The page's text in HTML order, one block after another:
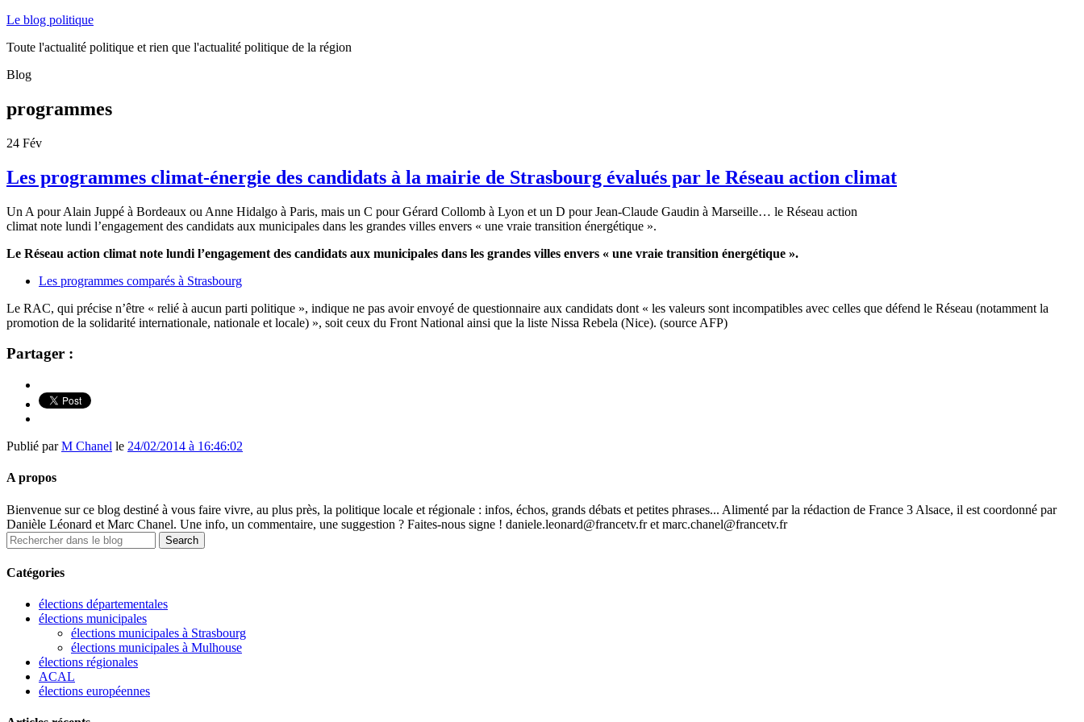
Le blog politique
Toute l'actualité politique et rien que l'actualité politique de la région
Blog
programmes
24 Fév
Les programmes climat-énergie des candidats à la mairie de Strasbourg évalués par le Réseau action climat
Un A pour Alain Juppé à Bordeaux ou Anne Hidalgo à Paris, mais un C pour Gérard Collomb à Lyon et un D pour Jean-Claude Gaudin à Marseille… le Réseau action
climat note lundi l’engagement des candidats aux municipales dans les grandes villes envers « une vraie transition énergétique ».
Le Réseau action climat note lundi l’engagement des candidats aux municipales dans les grandes villes envers « une vraie transition énergétique ».
Les programmes comparés à Strasbourg
Le RAC, qui précise n’être « relié à aucun parti politique », indique ne pas avoir envoyé de questionnaire aux candidats dont « les valeurs sont incompatibles avec celles que défend le Réseau (notamment la
promotion de la solidarité internationale, nationale et locale) », soit ceux du Front National ainsi que la liste Nissa Rebela (Nice). (source AFP)
Partager :
Publié parM Chanel le 24/02/2014 à 16:46:02
A propos
Bienvenue sur ce blog destiné à vous faire vivre, au plus près, la politique locale et régionale : infos, échos, grands débats et petites phrases... Alimenté par la rédaction de France 3 Alsace, il est coordonné par
Danièle Léonard et Marc Chanel. Une info, un commentaire, une suggestion ? Faites-nous signe ! daniele.leonard@francetv.fr et marc.chanel@francetv.fr
Catégories
élections départementales
élections municipales
élections municipales à Strasbourg
élections municipales à Mulhouse
élections régionales
ACAL
élections européennes